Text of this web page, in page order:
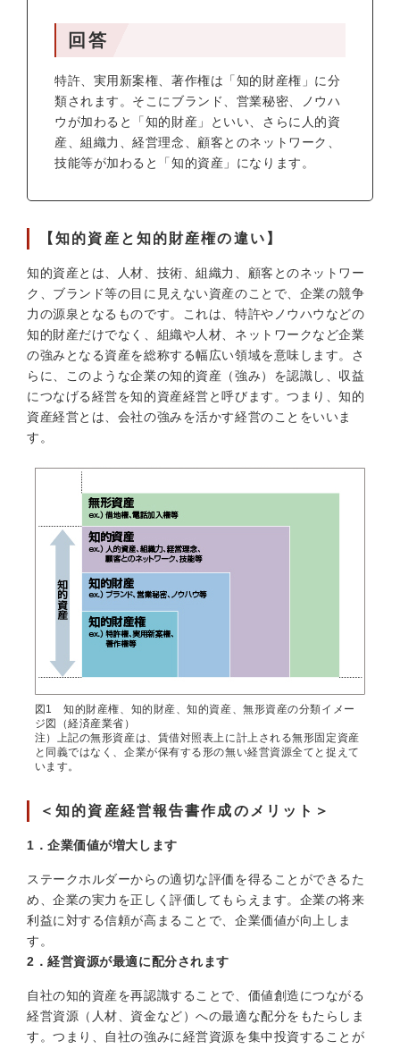
回答
特許、実用新案権、著作権は「知的財産権」に分
類されます。そこにブランド、営業秘密、ノウハ
ウが加わると「知的財産」といい、さらに人的資
産、組織力、経営理念、顧客とのネットワーク、
技能等が加わると「知的資産」になります。
【知的資産と知的財産権の違い】
知的資産とは、人材、技術、組織力、顧客とのネットワー
ク、ブランド等の目に見えない資産のことで、企業の競争
力の源泉となるものです。これは、特許やノウハウなどの
知的財産だけでなく、組織や人材、ネットワークなど企業
の強みとなる資産を総称する幅広い領域を意味します。さ
らに、このような企業の知的資産（強み）を認識し、収益
につなげる経営を知的資産経営と呼びます。つまり、知的
資産経営とは、会社の強みを活かす経営のことをいいま
す。
図1 知的財産権、知的財産、知的資産、無形資産の分類イメー
ジ図（経済産業省）
注）上記の無形資産は、賃借対照表上に計上される無形固定資産
と同義ではなく、企業が保有する形の無い経営資源全てと捉えて
います。
＜知的資産経営報告書作成のメリット＞
1．企業価値が増大します
ステークホルダーからの適切な評価を得ることができるた
め、企業の実力を正しく評価してもらえます。企業の将来
利益に対する信頼が高まることで、企業価値が向上しま
す。
2．経営資源が最適に配分されます
自社の知的資産を再認識することで、価値創造につながる
経営資源（人材、資金など）への最適な配分をもたらしま
す。つまり、自社の強みに経営資源を集中投資することが